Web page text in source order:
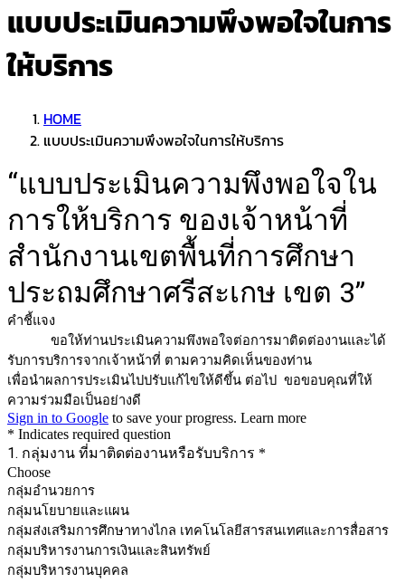
แบบประเมินความพึงพอใจในการ
ให้บริการ
HOME
แบบประเมินความพึงพอใจในการให้บริการ